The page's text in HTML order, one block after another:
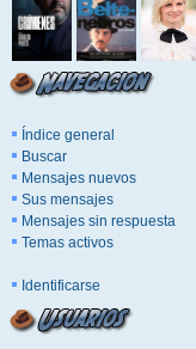
Índice general
Buscar
Mensajes nuevos
Sus mensajes
Mensajes sin respuesta
Temas activos
Identificarse